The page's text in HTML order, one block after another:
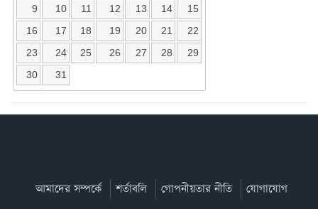
9
10 11 12 13 14
15
16
17 18 19 20 21
22
23
24 25 26 27 28
29
30
31
আমাদের সম্পর্কে শর্তাবলি গোপনীয়তার নীতি যোগাযোগ